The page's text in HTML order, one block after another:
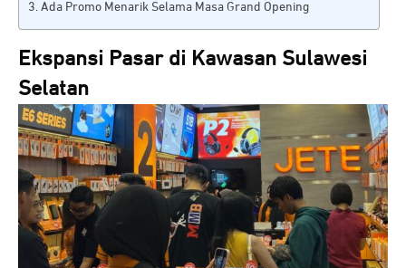
Ada Promo Menarik Selama Masa Grand Opening
Ekspansi Pasar di Kawasan Sulawesi
Selatan